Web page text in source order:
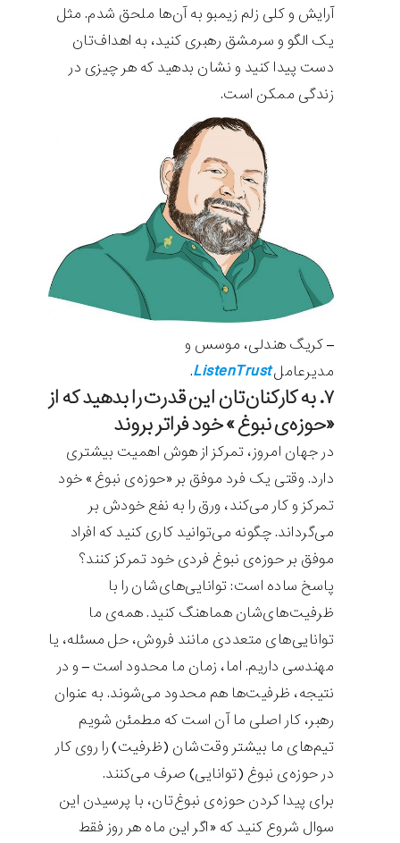
آرایش و کلی زلم زیمبو به آن‌ها ملحق شدم. مثل
یک الگو و سرمشق رهبری کنید، به اهداف‌تان
دست پیدا کنید و نشان بدهید که هر چیزی در
زندگی ممکن است.
– کریگ هندلی، موسس و
مدیرعاملListenTrust
.
۷. به کارکنان‌تان این قدرت را بدهید که از
«حوزه‌ی نبوغ» خود فراتر بروند
در جهان امروز، تمرکز از هوش اهمیت بیشتری
دارد. وقتی یک فرد موفق بر «حوزه‌ی نبوغ» خود
تمرکز و کار می‌کند، ورق را به نفع خودش بر
می‌گرداند. چگونه می‌توانید کاری کنید که افراد
موفق بر حوزه‌ی نبوغ فردی خود تمرکز کنند؟
پاسخ ساده است: توانایی‌های‌شان را با
ظرفیت‌های‌شان هماهنگ کنید. همه‌ی ما
توانایی‌های متعددی مانند فروش، حل مسئله، یا
مهندسی داریم. اما، زمان ما محدود است – و در
نتیجه، ظرفیت‌ها هم محدود می‌شوند. به عنوان
رهبر، کار اصلی ما آن است که مطمئن شویم
تیم‌های ما بیشتر وقت‌شان (ظرفیت) را روی کار
در حوزه‌ی نبوغ (توانایی) صرف می‌کنند.
برای پیدا کردن حوزه‌ی نبوغ‌تان، با پرسیدن این
سوال شروع کنید که «اگر این ماه هر روز فقط